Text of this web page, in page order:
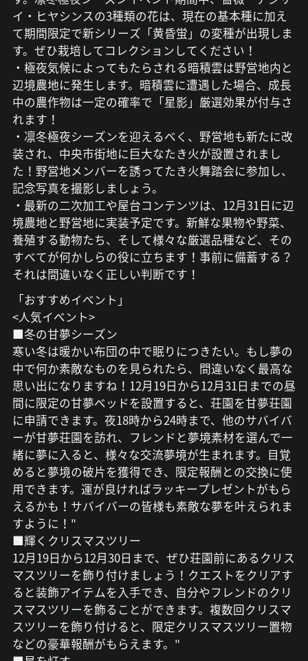
イ・ヒヤシンスの3種類の花は、現在の基本種に加え
て期間限定で新シリーズ「黄昏蛍」の変種が出現しま
す。ぜひ栽培してコレクションしてください！
・極夜気候によってもたらされる暗積雲は野営地内と
辺境農地に発生します。暗積雲に遭遇した場合、成長
中の農作物は一定の確率で「星影」厳選効果が付与さ
れます！
・凛冬極夜シーズンを迎えるべく、野営地も新たに改
装され、中央市街地に巨大なたき火が設置されまし
た！野営地メンバーを誘ってたき火舞踏会に参加し、
記念写真を撮影しましょう。
・最新の二次加工や屋台コンテンツは、12月31日に辺
境農地と野営地に実装予定です。新鮮な果物や野菜、
養殖する動物たち、そして様々な厳選品種など、その
すべてが何かしらの役に立ちます！事前に備蓄する？
それは間違いなく正しい判断です！
「おすすめイベント」
<人気イベント>
■冬の甘夢シーズン
寒い冬は暖かい布団の中で眠りにつきたい。もし夢の
中で何か素敵なものを見られたら、間違いなく最高な
思い出になりますね！12月19日から12月31日までの昼
間に限定の甘夢ベッドを設置すると、荘園を甘夢荘園
に申請できます。夜18時から24時まで、他のサバイバ
ーが甘夢荘園を訪れ、フレンドと夢境素材を選んで一
緒に夢に入ると、様々な交流夢境が生まれます。目覚
めると夢境の破片を獲得でき、限定報酬との交換に使
用できます。運が良ければラッキープレゼントがもら
えるかも！サバイバーの皆様も素敵な夢を叶えられま
すように！"
■輝くクリスマスツリー
12月19日から12月30日まで、ぜひ荘園前にあるクリス
マスツリーを飾り付けましょう！クエストをクリアす
ると装飾アイテムを入手でき、自分やフレンドのクリ
スマスツリーを飾ることができます。複数回クリスマ
スツリーを飾り付けると、限定クリスマスツリー置物
などの豪華報酬がもらえます。"